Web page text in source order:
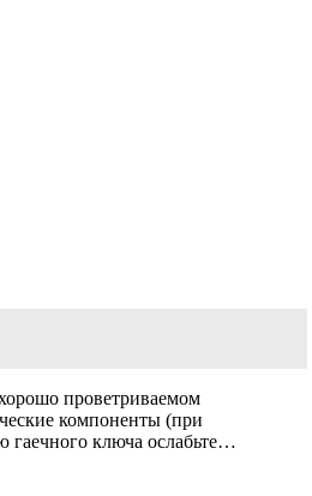
проветриваемом
компоненты (при
гаечного ключа ослабьте…